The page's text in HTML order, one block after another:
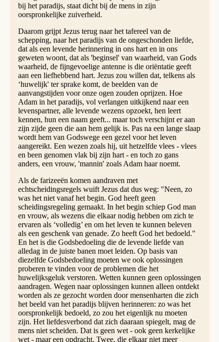
bij het paradijs, staat dicht bij de mens in zijn
oorspronkelijke zuiverheid.
Daarom grijpt Jezus terug naar het tafereel van de
schepping, naar het paradijs van de ongeschonden liefde,
dat als een levende herinnering in ons hart en in ons
geweten woont, dat als 'beginsel' van waarheid, van Gods
waarheid, de fijngevoelige antenne is die oriëntatie geeft
aan een liefhebbend hart. Jezus zou willen dat, telkens als
‘huwelijk' ter sprake komt, de beelden van de
aanvangstijden voor onze ogen zouden oprijzen. Hoe
Adam in het paradijs, vol verlangen uitkijkend naar een
levenspartner, alle levende wezens opzoekt, hen leert
kennen, hun een naam geeft... maar toch verschijnt er aan
zijn zijde geen die aan hem gelijk is. Pas na een lange slaap
wordt hem van Godswege een gezel voor het leven
aangereikt. Een wezen zoals hij, uit hetzelfde vlees - vlees
en been genomen vlak bij zijn hart - en toch zo gans
anders, een vrouw, 'mannin' zoals Adam haar noemt.
Als de farizeeën komen aandraven met
echtscheidingsregels wuift Jezus dat dus weg: "Neen, zo
was het niet vanaf het begin. God heeft geen
scheidingsregeling gemaakt. In het begin schiep God man
en vrouw, als wezens die elkaar nodig hebben om zich te
ervaren als ‘volledig’ en om het leven te kunnen beleven
als een geschenk van genade. Zo heeft God het bedoeld."
En het is die Godsbedoeling die de levende liefde van
alledag in de juiste banen moet leiden. Op basis van
diezelfde Godsbedoeling moeten we ook oplossingen
proberen te vinden voor de problemen die het
huwelijksgeluk verstoren. Wetten kunnen geen oplossingen
aandragen. Wegen naar oplossingen kunnen alleen ontdekt
worden als ze gezocht worden door mensenharten die zich
het beeld van het paradijs blijven herinneren: zo was het
oorspronkelijk bedoeld, zo zou het eigenlijk nu moeten
zijn. Het liefdesverbond dat zich daaraan spiegelt, mag de
mens niet scheiden. Dat is geen wet - ook geen kerkelijke
wet - maar een opdracht. Twee, die elkaar niet meer